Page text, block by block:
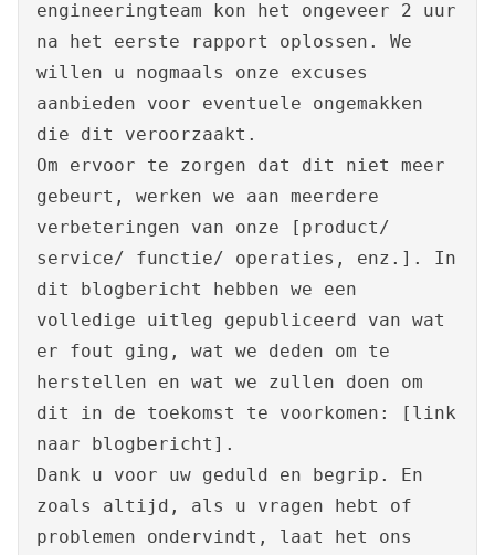
engineeringteam kon het ongeveer 2 uur
na het eerste rapport oplossen. We
willen u nogmaals onze excuses
aanbieden voor eventuele ongemakken
die dit veroorzaakt.
Om ervoor te zorgen dat dit niet meer
gebeurt, werken we aan meerdere
verbeteringen van onze [product/
service/ functie/ operaties, enz.]. In
dit blogbericht hebben we een
volledige uitleg gepubliceerd van wat
er fout ging, wat we deden om te
herstellen en wat we zullen doen om
dit in de toekomst te voorkomen: [link
naar blogbericht].
Dank u voor uw geduld en begrip. En
zoals altijd, als u vragen hebt of
problemen ondervindt, laat het ons